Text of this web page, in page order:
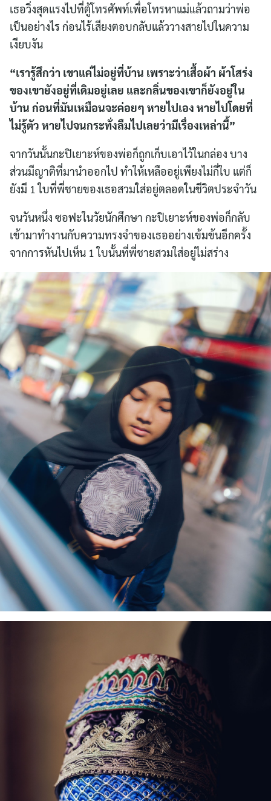
เธอวิ่งสุดแรงไปที่ตู้โทรศัพท์เพื่อโทรหาแม่แล้วถามว่าพ่อ
เป็นอย่างไร ก่อนไร้เสียงตอบกลับแล้ววางสายไปในความ
เงียบงัน
“เรารู้สึกว่า เขาแค่ไม่อยู่ที่บ้าน เพราะว่าเสื้อผ้า ผ้าโสร่ง
ของเขายังอยู่ที่เดิมอยู่เลย และกลิ่นของเขาก็ยังอยู่ใน
บ้าน ก่อนที่มันเหมือนจะค่อยๆ หายไปเอง หายไปโดยที่
ไม่รู้ตัว หายไปจนกระทั่งลืมไปเลยว่ามีเรื่องเหล่านี้”
จากวันนั้นกะปิเยาะห์ของพ่อก็ถูกเก็บเอาไว้ในกล่อง บาง
ส่วนมีญาติที่มานำออกไป ทำให้เหลืออยู่เพียงไม่กี่ใบ แต่ก็
ยังมี 1 ใบที่พี่ชายของเธอสวมใส่อยู่ตลอดในชีวิตประจำวัน
จนวันหนึ่ง ซอฟะในวัยนักศึกษา กะปิเยาะห์ของพ่อก็กลับ
เข้ามาทำงานกับความทรงจำของเธออย่างเข้มข้นอีกครั้ง
จากการหันไปเห็น 1 ใบนั้นที่พี่ชายสวมใส่อยู่ไม่สร่าง